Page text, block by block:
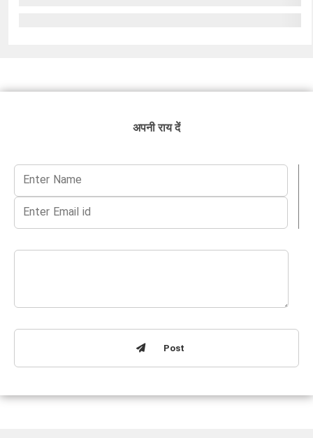
अपनी राय दें
Post